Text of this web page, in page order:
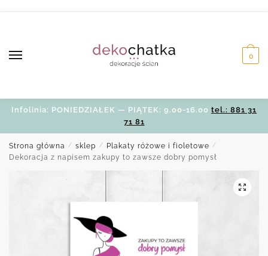
0
Infolinia: PONIEDZIAŁEK — PIĄTEK: 9.00-16.00 tel.: 881 31
71 81
Strona główna / sklep / Plakaty różowe i fioletowe /
Dekoracja z napisem zakupy to zawsze dobry pomysł